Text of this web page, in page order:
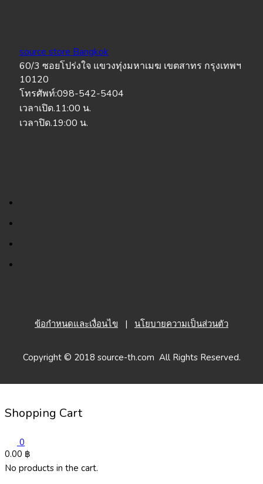
source store Bangkok
60/3 ซอยโปร่งใจ แขวงทุ่งมหาเมฆ เขตสาทร กรุงเทพฯ
10120
โทรศัพท์:098-542-5404
เวลาเปิด.11:00 น.
เวลาปิด.19:00 น.
ข้อกำหนดและเงื่อนไข | นโยบายความเป็นส่วนตัว
Copyright © 2018 source-th.com All Rights Reserved.
Shopping Cart
0
0.00 ฿
No products in the cart.